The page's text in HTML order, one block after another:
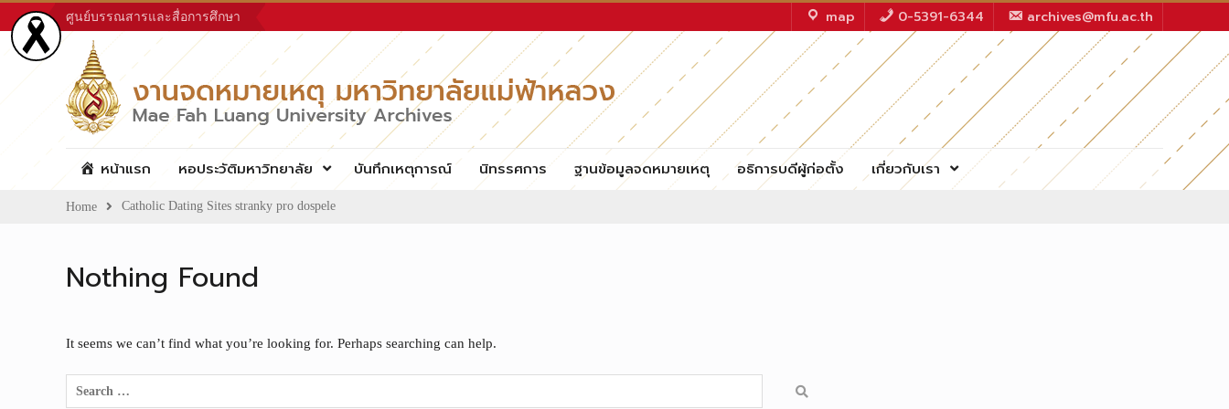
to
content
ศูนย์บรรณสารและสื่อการศึกษา map 0-5391-6344 archives@mfu.ac.th
หน้าแรก หอประวัติมหาวิทยาลัย บันทึกเหตุการณ์ นิทรรศการ ฐานข้อมูลจดหมายเหตุ อธิการบดีผู้ก่อตั้ง เกี่ยวกับเรา
Home Catholic Dating Sites stranky pro dospele
Nothing Found
It seems we can’t find what you’re looking for. Perhaps searching can help.
Search
for: